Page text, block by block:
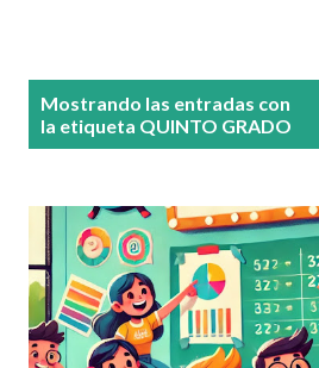
Mostrando las entradas con
la etiqueta QUINTO GRADO